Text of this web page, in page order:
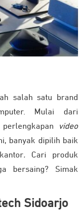
salah satu brand
Mulai dari
video
banyak dipilih baik
. Cari produk
bersaing? Simak
Sidoarjo